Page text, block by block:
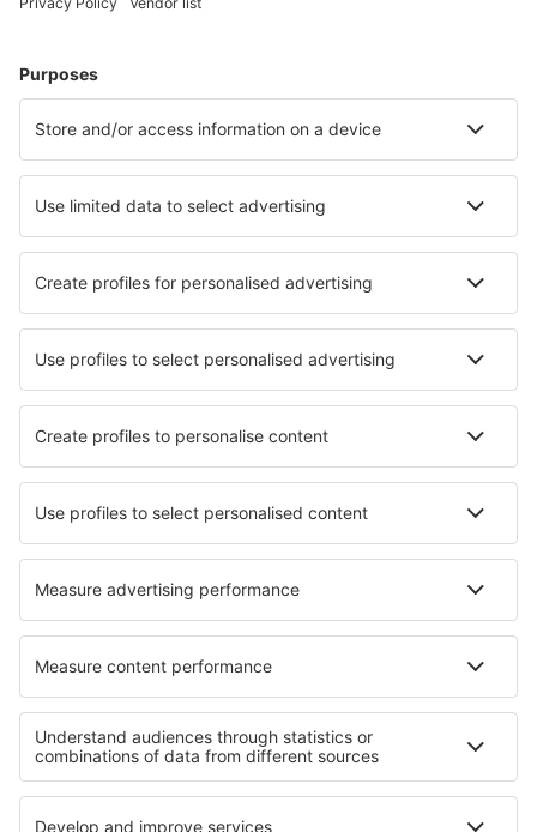
Meist gesuchte Hotels von eSky-Nutzern
Hotels in Schladming Hotels in Wien
Hotels in Eben im Pongau Hotels in Wald im Pinzgau
Hotels in Finkenberg Hotels in Gerlos
Die besten Hotels - Städte
Hotels in Milakowo Hotels in Przysucha
Hotels in Landegem Hotels in Fiumefreddo Bruzio
Hotels in Moga Hotels Sarre Hotels in Longmeadow
Die besten Hotels - Regionen
Hotels am Faaker See Hotels in Salzburg Region
Hotels in Tirol Hotels am Wörthersee Hotels in Flachau
Hotels in Dominican Republic Hotels in Warmian-Masurian
Hotels in Rila Mountains Hotels in Chiang Mai